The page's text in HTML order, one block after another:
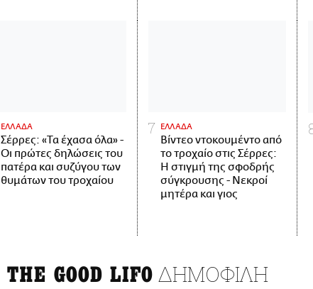
ΕΛΛΑΔΑ
Σέρρες: «Τα έχασα όλα» -
Οι πρώτες δηλώσεις του
πατέρα και συζύγου των
θυμάτων του τροχαίου
ΕΛΛΑΔΑ
Βίντεο ντοκουμέντο από
το τροχαίο στις Σέρρες:
Η στιγμή της σφοδρής
σύγκρουσης - Νεκροί
μητέρα και γιος
THE GOOD LIFO ΔΗΜΟΦΙΛΗ